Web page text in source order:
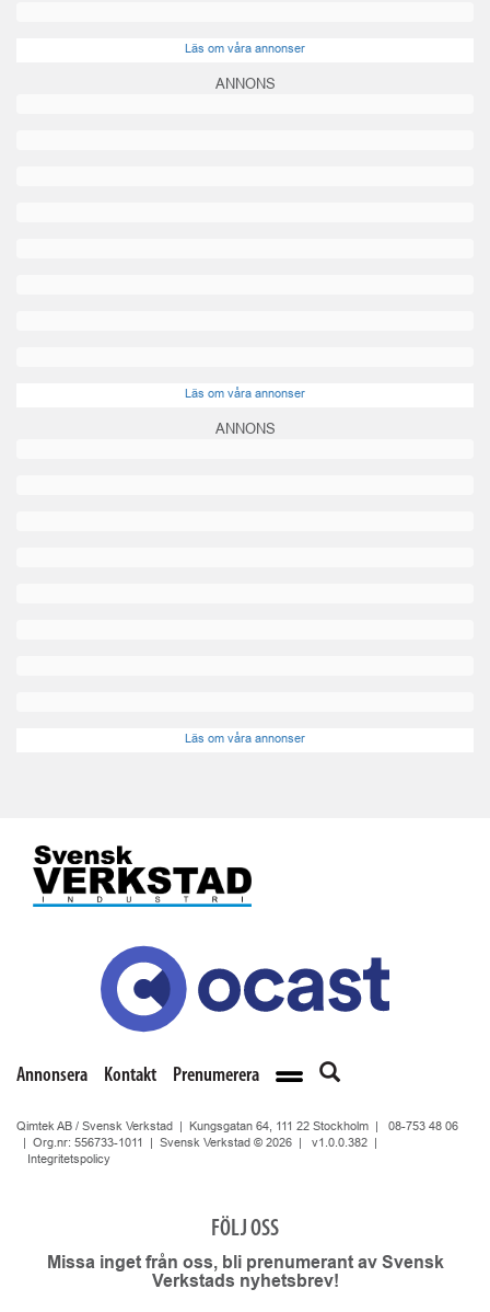
Läs om våra annonser
ANNONS
Läs om våra annonser
ANNONS
Läs om våra annonser
Annonsera Kontakt Prenumerera
Qimtek AB / Svensk Verkstad | Kungsgatan 64, 111 22 Stockholm | 08-753 48 06
| Org.nr: 556733-1011 | Svensk Verkstad © 2026 | v1.0.0.382
Integritetspolicy
FÖLJ OSS
Missa inget från oss, bli prenumerant av Svensk
Verkstads nyhetsbrev!